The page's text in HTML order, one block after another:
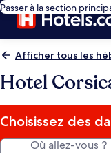
Passer à la section
Afficher tous les
Hotel
Choisissez des
Où allez-vous ?